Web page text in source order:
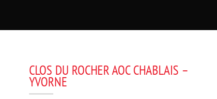
CLOS DU ROCHER AOC CHABLAIS –
YVORNE